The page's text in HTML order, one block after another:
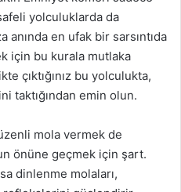
yolculuklarda da
anında en ufak bir sarsıntıda
için bu kurala mutlaka
çıktığınız bu yolculukta,
taktığından emin olun.
mola vermek de
önüne geçmek için şart.
dinlenme molaları,